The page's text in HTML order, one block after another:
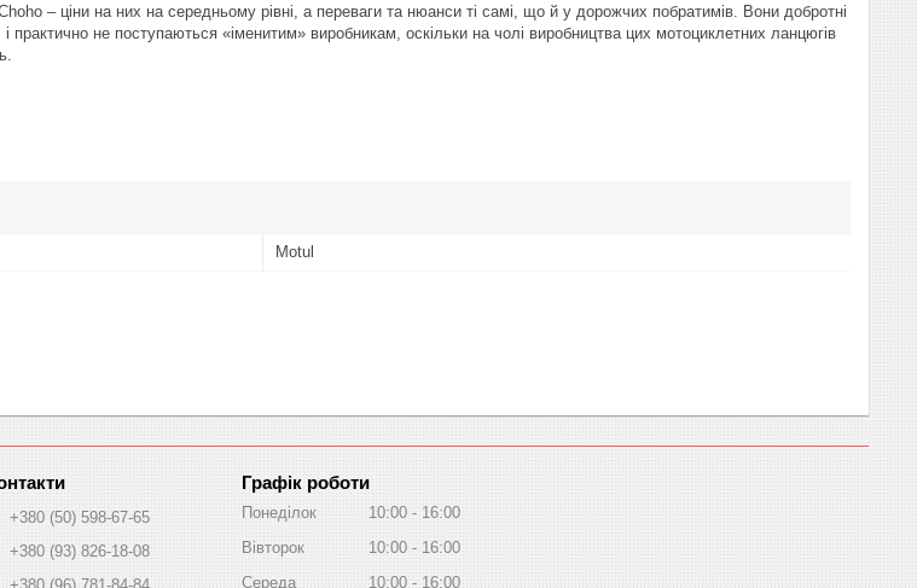
– ціни на них на середньому рівні, а переваги та нюанси ті самі, що й у дорожчих побратимів. Вони добротні
і практично не поступаються «іменитим» виробникам, оскільки на чолі виробництва цих мотоциклетних ланцюгів
Motul
+380 (50) 598-67-65
+380 (93) 826-18-08
Графік роботи
Понеділок 10:00
16:00
Вівторок
10:00
16:00
Середа
10:00 16:00